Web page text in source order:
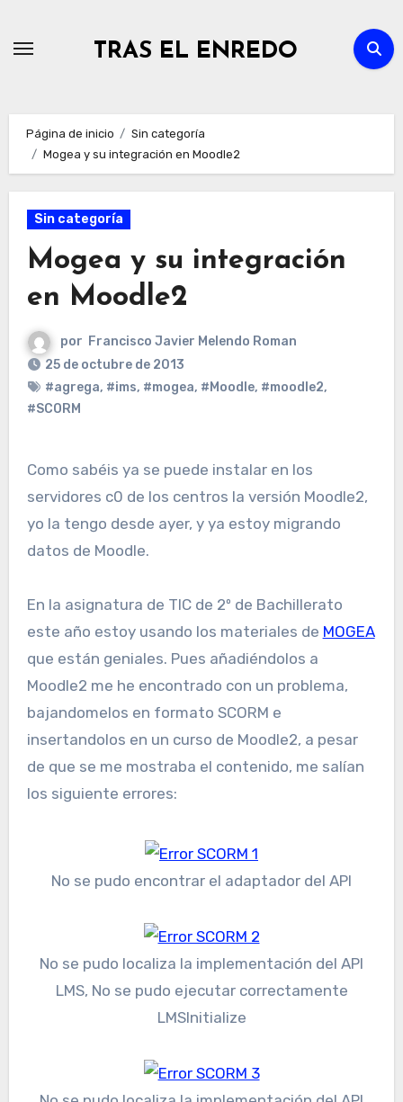
TRAS EL ENREDO
Página de inicio
Sin categoría
Mogea y su integración en Moodle2
Sin categoría
Mogea y su integración
en Moodle2
por Francisco Javier Melendo Roman
25 de octubre de 2013
#agrega, #ims, #mogea, #Moodle, #moodle2,
#SCORM
Como sabéis ya se puede instalar en los
servidores c0 de los centros la versión Moodle2,
yo la tengo desde ayer, y ya estoy migrando
datos de Moodle.
En la asignatura de TIC de 2º de Bachillerato
este año estoy usando los materiales de MOGEA
que están geniales. Pues añadiéndolos a
Moodle2 me he encontrado con un problema,
bajandomelos en formato SCORM e
insertandolos en un curso de Moodle2, a pesar
de que se me mostraba el contenido, me salían
los siguiente errores:
No se pudo encontrar el adaptador del API
No se pudo localiza la implementación del API
LMS, No se pudo ejecutar correctamente
LMSInitialize